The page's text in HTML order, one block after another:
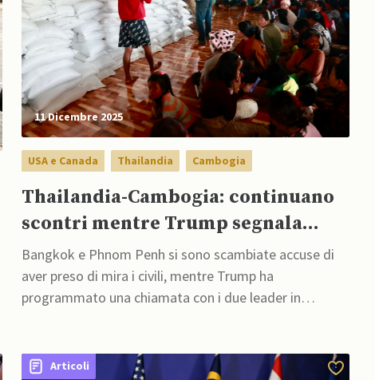
11 Dicembre 2025
USA e Canada Thailandia Cambogia
Thailandia-Cambogia: continuano
scontri mentre Trump segnala
intenzione di intervenire
Bangkok e Phnom Penh si sono scambiate accuse di
aver preso di mira i civili, mentre Trump ha
programmato una chiamata con i due leader in
Articoli